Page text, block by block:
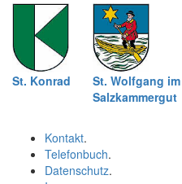
St. Konrad
St. Wolfgang im
Salzkammergut
Kontakt.
Telefonbuch.
Datenschutz.